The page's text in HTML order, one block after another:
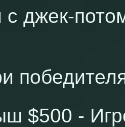
с джек-
$500 -